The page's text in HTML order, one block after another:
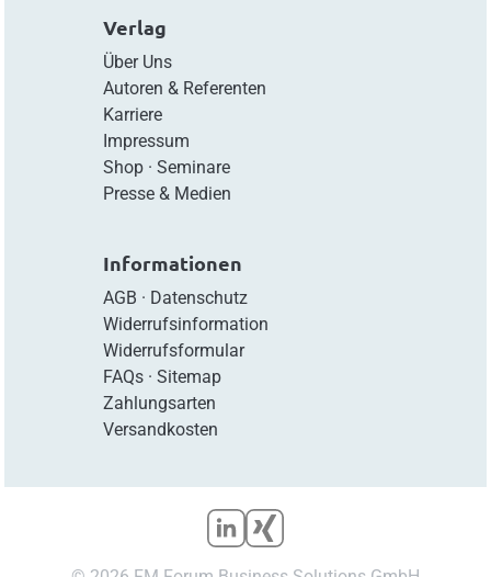
Verlag
Über Uns
Autoren & Referenten
Karriere
Impressum
Shop· Seminare
Presse & Medien
Informationen
AGB · Datenschutz
Widerrufsinformation
Widerrufsformular
FAQs· Sitemap
Zahlungsarten
Versandkosten